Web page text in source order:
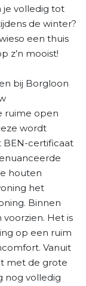
je volledig tot
de winter?
een thuis
z’n mooist!
bij Borgloon
ruime open
wordt
BEN-certificaat
houten
het
Binnen
Het is
op een ruim
Vanuit
met de grote
nog volledig